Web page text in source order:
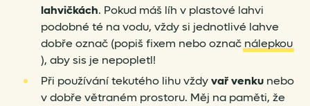
lahvičkách. Pokud máš líh v plastové lahvi
podobné té na vodu, vždy si jednotlivé lahve
dobře označ (popiš fixem nebo označ nálepkou
), aby sis je nepopletl!
Při používání tekutého lihu vždyvař venkunebo
v dobře větraném prostoru. Měj na paměti, že